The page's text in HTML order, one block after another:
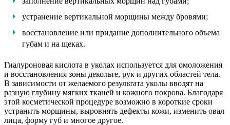
устранение вертикальной морщины между бровями;
восстановление или придание дополнительного объема
губам и на щеках.
Гиалуроновая кислота в уколах используется для омоложения
и восстановления зоны декольте, рук и других областей тела.
В зависимости от желаемого результата уколы вводят на
разную глубину мягких тканей и кожного покрова. Благодаря
этой косметической процедуре возможно в короткие сроки
устранить морщины, выровнять дефекты кожи, изменить овал
лица, форму губ и многое другое.